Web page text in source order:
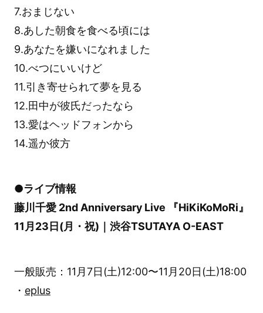
7.おまじない
8.あした朝食を食べる頃には
9.あなたを嫌いになれました
10.べつにいいけど
11.引き寄せられて夢を見る
12.田中が彼氏だったなら
13.愛はヘッドフォンから
14.遥か彼方
●ライブ情報
藤川千愛 2nd Anniversary Live 『HiKiKoMoRi』
11月23日(月・祝)｜渋谷TSUTAYA O-EAST
一般販売：11月7日(土)12:00〜11月20日(土)18:00
・ eplus